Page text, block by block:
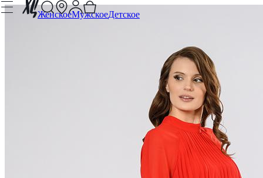
ЖенскоеМужскоеДетское